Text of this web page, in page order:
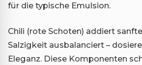
für die typische Emulsion.
Chili (rote Schoten) addiert
Salzigkeit ausbalanciert –
Eleganz. Diese Komponenten